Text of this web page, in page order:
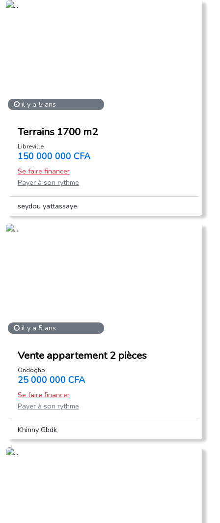
il y a 5 ans
Terrains 1700 m2
Libreville
150 000 000 CFA
Se faire financer
Payer à son rythme
seydou yattassaye
il y a 5 ans
Vente appartement 2 pièces
Ondogho
25 000 000 CFA
Se faire financer
Payer à son rythme
Khinny Gbdk